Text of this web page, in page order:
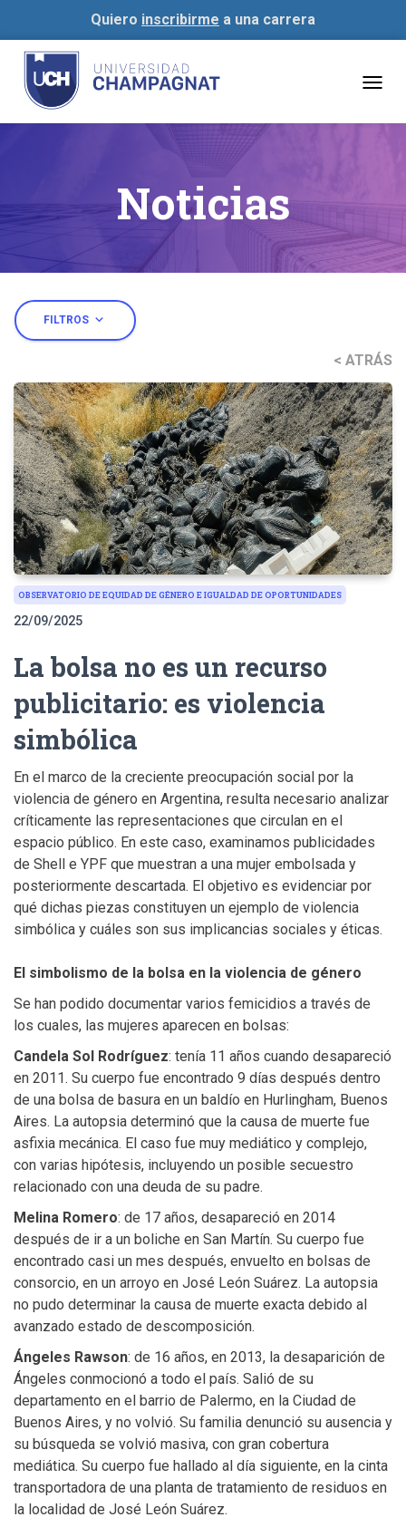
Quiero inscribirme a una carrera
Noticias
FILTROS expand_more
< ATRÁS
OBSERVATORIO DE EQUIDAD DE GÉNERO E IGUALDAD DE OPORTUNIDADES
22/09/2025
La bolsa no es un recurso
publicitario: es violencia
simbólica
En el marco de la creciente preocupación social por la
violencia de género en Argentina, resulta necesario analizar
críticamente las representaciones que circulan en el
espacio público. En este caso, examinamos publicidades
de Shell e YPF que muestran a una mujer embolsada y
posteriormente descartada. El objetivo es evidenciar por
qué dichas piezas constituyen un ejemplo de violencia
simbólica y cuáles son sus implicancias sociales y éticas.
El simbolismo de la bolsa en la violencia de género
Se han podido documentar varios femicidios a través de
los cuales, las mujeres aparecen en bolsas:
Candela Sol Rodríguez: tenía 11 años cuando desapareció
en 2011. Su cuerpo fue encontrado 9 días después dentro
de una bolsa de basura en un baldío en Hurlingham, Buenos
Aires. La autopsia determinó que la causa de muerte fue
asfixia mecánica. El caso fue muy mediático y complejo,
con varias hipótesis, incluyendo un posible secuestro
relacionado con una deuda de su padre.
Melina Romero: de 17 años, desapareció en 2014
después de ir a un boliche en San Martín. Su cuerpo fue
encontrado casi un mes después, envuelto en bolsas de
consorcio, en un arroyo en José León Suárez. La autopsia
no pudo determinar la causa de muerte exacta debido al
avanzado estado de descomposición.
Ángeles Rawson: de 16 años, en 2013, la desaparición de
Ángeles conmocionó a todo el país. Salió de su
departamento en el barrio de Palermo, en la Ciudad de
Buenos Aires, y no volvió. Su familia denunció su ausencia y
su búsqueda se volvió masiva, con gran cobertura
mediática. Su cuerpo fue hallado al día siguiente, en la cinta
transportadora de una planta de tratamiento de residuos en
la localidad de José León Suárez.